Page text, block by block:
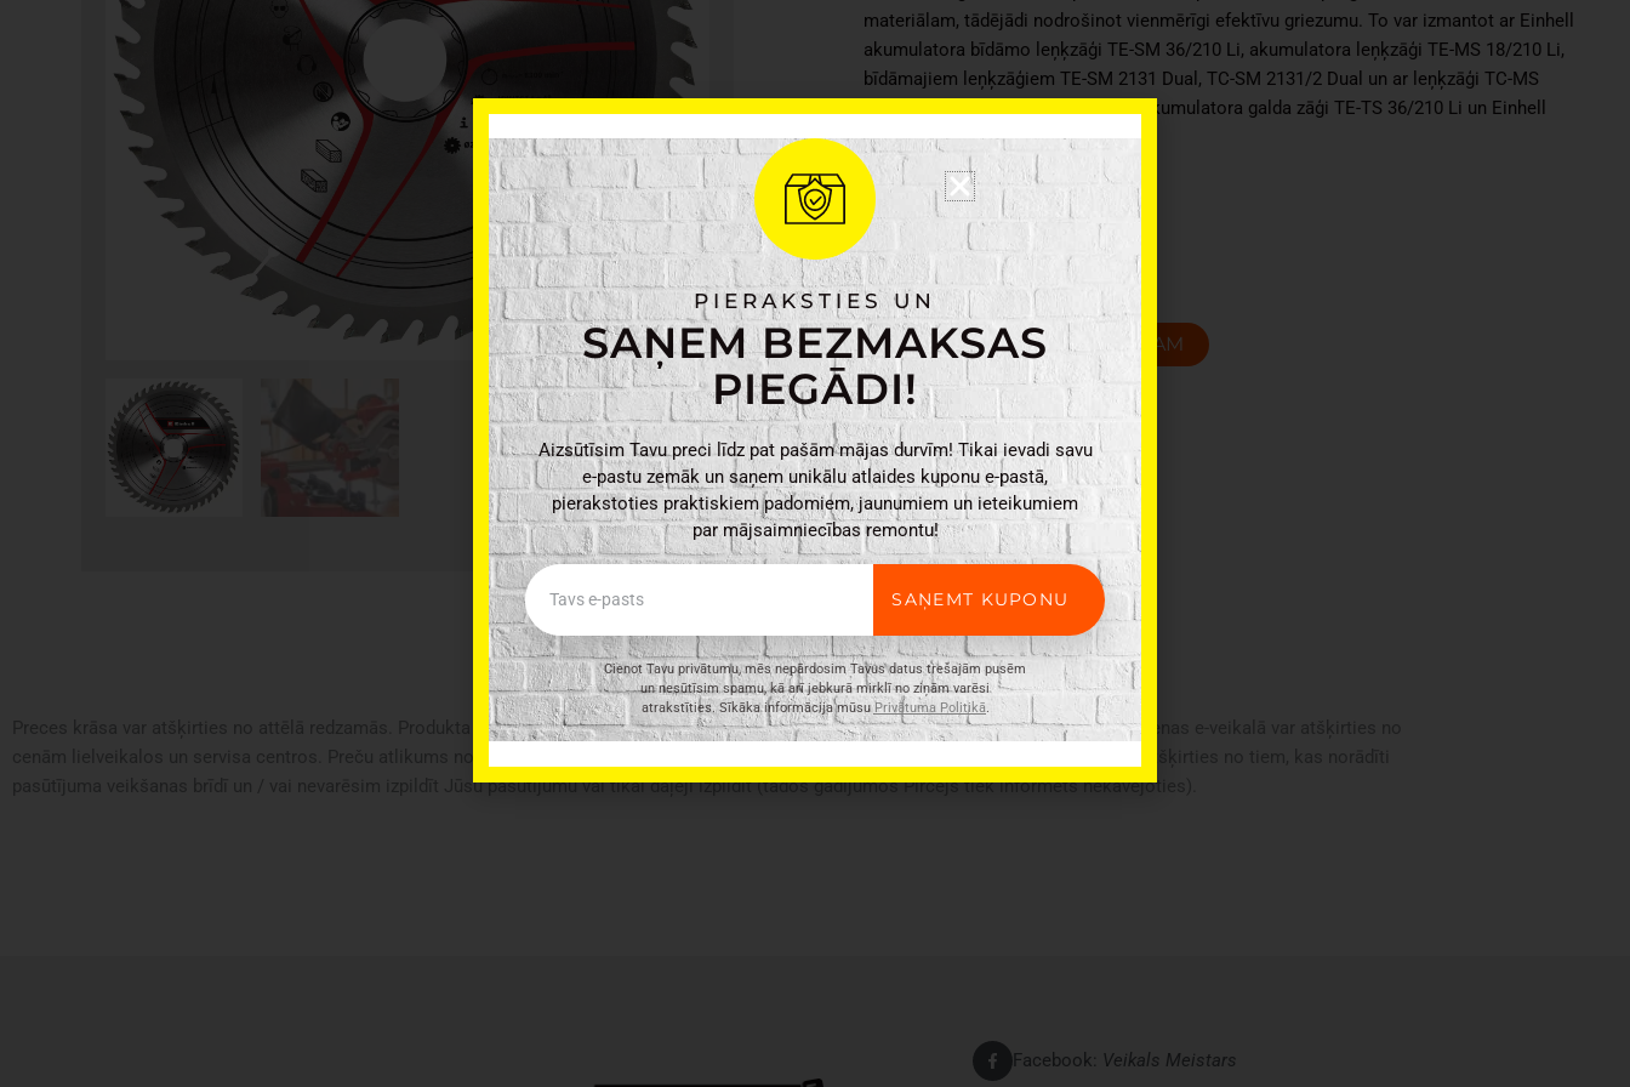
materiālam, tādējādi nodrošinot vienmērīgi efektīvu griezumu. To var izmantot ar Einhell
akumulatora bīdāmo leņķzāģi TE-SM 36/210 Li, akumulatora leņķzāģi TE-MS 18/210 Li,
bīdāmajiem leņķzāģiem TE-SM 2131 Dual, TC-SM 2131/2 Dual un ar leņķzāģi TC-MS
2112. Tas ir saderīgs arī ar Einhell akumulatora galda zāģi TE-TS 36/210 Li un Einhell
galda zāģi TC-TS 210.
Ražotājs: Einhell
Krāsa: Pelēka
Griešanas platums: 2,4 mm
Einhell
TCT
zāģa
asmens
210x30x2.4mm
48Z
daudzums
PIEVIENOT GROZAM
Preces krāsa var atšķirties no attēlā redzamās. Produkta apraksts ir vispārīgs, tajā ne vienmēr ir minētas visas produkta īpašības. Produktu cenas e-veikalā var atšķirties no
pasūtījuma veikšanas brīdī un / vai nevarēsim izpildīt Jūsu pasūtījumu vai tikai daļēji izpildīt (tādos gadījumos Pircējs tiek informēts nekavējoties).
Facebook: Veikals Meistars
PIERAKSTIES UN
SAŅEM BEZMAKSAS
PIEGĀDI!
Aizsūtīsim Tavu preci līdz pat pašām mājas durvīm! Tikai ievadi savu
e-pastu zemāk un saņem unikālu atlaides kuponu e-pastā,
pierakstoties praktiskiem padomiem, jaunumiem un ieteikumiem
par mājsaimniecības remontu!
Email
SAŅEMT KUPONU
Cienot Tavu privātumu, mēs nepārdosim Tavus datus trešajām pusēm
un nesūtīsim spamu, kā arī jebkurā mirklī no ziņām varēsi
atrakstīties. Sīkāka informācija mūsuPrivātuma Politikā.